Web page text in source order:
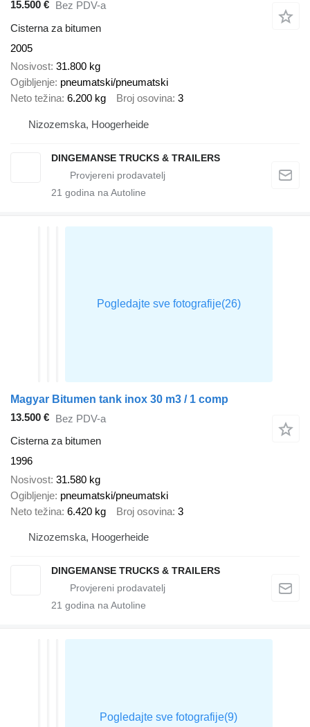
15.500 € Bez PDV-a
Cisterna za bitumen
2005
Nosivost 31.800 kg
Ogibljenje pneumatski/pneumatski
Neto težina 6.200 kg Broj osovina 3
Nizozemska, Hoogerheide
DINGEMANSE TRUCKS & TRAILERS
21 godina na Autoline
Magyar Bitumen tank inox 30 m3 / 1 comp
13.500 € Bez PDV-a
Cisterna za bitumen
1996
Nosivost 31.580 kg
Ogibljenje pneumatski/pneumatski
Neto težina 6.420 kg Broj osovina 3
Nizozemska, Hoogerheide
DINGEMANSE TRUCKS & TRAILERS
21 godina na Autoline